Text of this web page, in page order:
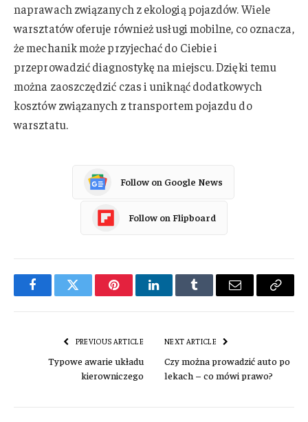
naprawach związanych z ekologią pojazdów. Wiele
warsztatów oferuje również usługi mobilne, co oznacza,
że mechanik może przyjechać do Ciebie i
przeprowadzić diagnostykę na miejscu. Dzięki temu
można zaoszczędzić czas i uniknąć dodatkowych
kosztów związanych z transportem pojazdu do
warsztatu.
Follow on Google News
Follow on Flipboard
FacebookTwitter PinterestLinkedInTumblr Email
Copy
PREVIOUS ARTICLE
Typowe awarie układu
kierowniczego
NEXT ARTICLE
Czy można prowadzić auto po
lekach – co mówi prawo?